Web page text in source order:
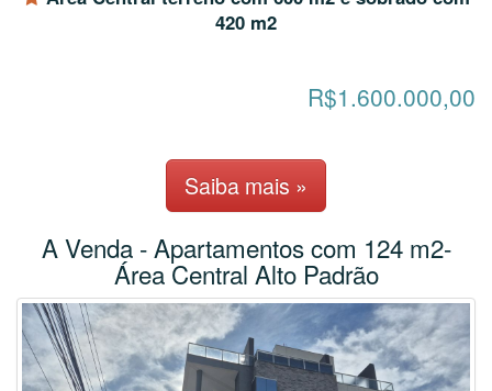
420 m2
R$1.600.000,00
Saiba mais »
A Venda - Apartamentos com 124 m2-
Área Central Alto Padrão